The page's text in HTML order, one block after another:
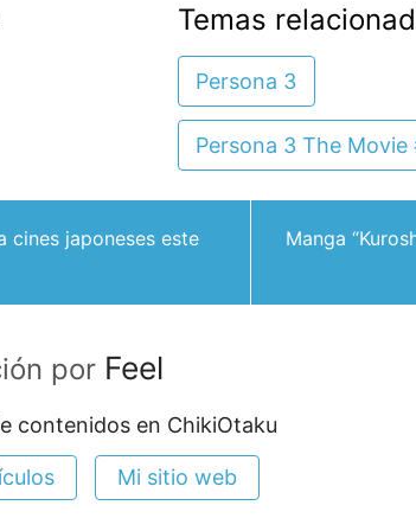
Temas
Persona 3
Persona 3 The Movie
cines japoneses este
Manga
por Feel
contenidos en ChikiOtaku
Mi sitio web